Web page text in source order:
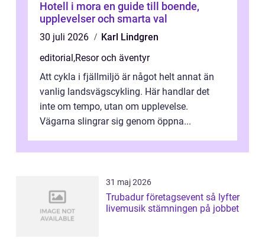
Hotell i mora en guide till boende,
upplevelser och smarta val
30 juli 2026
Karl Lindgren
editorial,Resor och äventyr
Att cykla i fjällmiljö är något helt annat än
vanlig landsvägscykling. Här handlar det
inte om tempo, utan om upplevelse.
Vägarna slingrar sig genom öppna...
31 maj 2026
Trubadur företagsevent så lyfter
livemusik stämningen på jobbet